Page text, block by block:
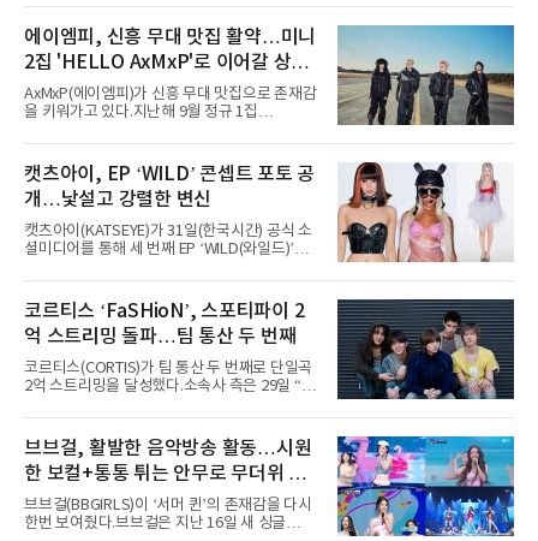
서 열린 ‘롤라팔루자 시카고’(Lollapalooza
Chicago)의 알리안츠 스테이지에 올랐다”며
“총 14곡으로 구성된 세트리스트를 선사, 데뷔 7
년 차다운 노련한 무대 매너와 파워풀한 에너지
로 현장의 분위기를 압도했다”고 밝혔다.1991
년 시작된 ‘롤라팔루자’는 8개 스테이지, 170여
팀의 아티스트와 40만 명 이상의 관객이 운집하
코르티스 등 K팝 스타들이 출연진 명단에 이름
을 올렸다.이날 에스파는
에이엠피, 신흥 무대 맛집 활약…미니
2집 'HELLO AxMxP'로 이어갈 상승
세
AxMxP(에이엠피)가 신흥 무대 맛집으로 존재감
을 키워가고 있다.지난해 9월 정규 1집
AxMxP는 데뷔 전부터 버스킹과 각종 페스티벌,
공연 무대에 오르며 실전 경험을 쌓아왔다.이들
은 소속사 패밀리 콘서트를 비롯해 '뷰티풀 민트
라이프 2025', '2025 부산국제록페스티벌' 등 대
형 무대에 잇달아 출연해 당찬 에너지와 풋풋한
매력으로 음악팬들의 눈도장을 찍었다.이후
AxMxP는 '카운트다운 판타지 2025-2026',
정적인 실력을 입증했고, 올해 '2026 어썸뮤직
페스티벌', '뷰티풀 민트 라이프 2026', '2026
캣츠아이, EP ‘WILD’ 콘셉트 포토 공
개…낯설고 강렬한 변신
캣츠아이(KATSEYE)가 31일(한국시간) 공식 소
셜미디어를 통해 세 번째 EP ‘WILD(와일드)’의
heart(와일드 하트)’라는 제목이 붙은 콘셉트 포
토에는 멤버들의 본능적이고 야성적인 면모가
강렬하게 담겼다. 짙은 아이섀도와 푸른빛·금빛·
붉은빛의 컬러 렌즈가 비현실적인 분위기를 자
아내고, 여러 원색이 불규칙하게 뒤섞인 멀티컬
러 헤어와 과감한 블루·블랙 립 메이크업이 낯설
고도 매혹적인 비주얼을 완성했다.스타일링 역
엣을 거침없이 결합했다. 멤버들은 각기 다른 개
성을 살린 스타일링을 선
코르티스 ‘FaSHioN’, 스포티파이 2
억 스트리밍 돌파…팀 통산 두 번째
코르티스(CORTIS)가 팀 통산 두 번째로 단일곡
2억 스트리밍을 달성했다.소속사 측은 29일 “코
벌 오디오·음원 스트리밍 플랫폼 스포티파이에
서 27일 자로 누적 재생 수 2억 회를 돌파했
다”고 밝혔다.곡이 발표된 지 약 10개월 만이다.
팀의 첫 번째 2억 스트리밍 곡은 동일 음반에 수
록된 ‘GO!’다. 이 노래는 공개 약 9개월 만인 지
난달 26일 자에 2억 고지를 밟았다. 이는 최근 5
년 내 데뷔한 보이그룹의 곡 중 최단기 2억 달성
브브걸, 활발한 음악방송 활동…시원
한 보컬+통통 튀는 안무로 무더위 사
냥
브브걸(BBGIRLS)이 ‘서머 퀸’의 존재감을 다시
한번 보여줬다.브브걸은 지난 16일 새 싱글